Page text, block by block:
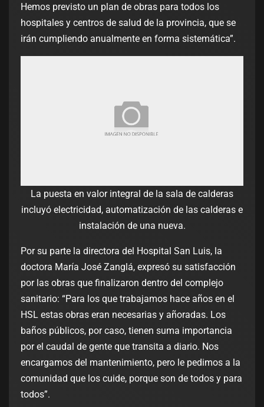
Hemos previsto un plan de obras para todos los
hospitales y centros de salud de la provincia, que se
irán cumpliendo anualmente en forma sistemática”.
La puesta en valor integral de la sala de calderas
incluyó electricidad, automatización de las calderas e
instalación de una nueva.
Por su parte la directora del Hospital San Luis, la
doctora María José Zanglá, expresó su satisfacción
por las obras que finalizaron dentro del complejo
sanitario: “Para los que trabajamos hace años en el
HSL estas obras eran necesarias y añoradas. Los
baños públicos, por caso, tienen suma importancia
por el caudal de gente que transita a diario. Nos
encargamos del mantenimiento, pero le pedimos a la
comunidad que los cuide, porque son de todos y para
todos”.